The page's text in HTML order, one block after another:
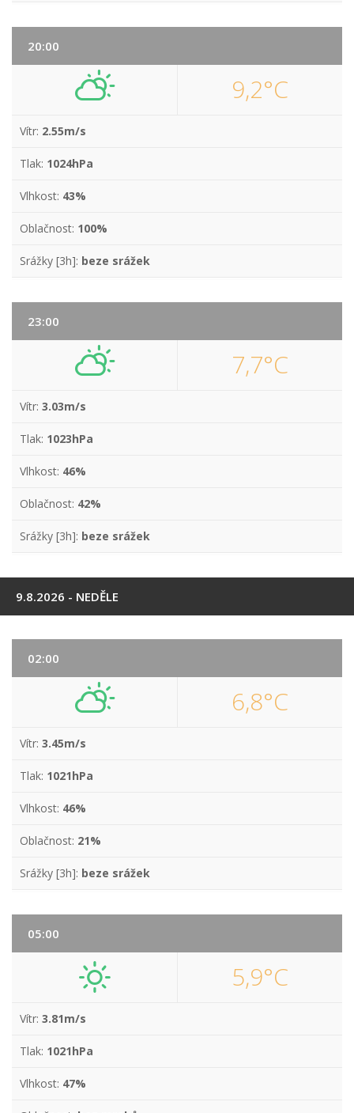
20:00
9,2°C
Vítr: 2.55m/s
Tlak: 1024hPa
Vlhkost: 43%
Oblačnost: 100%
Srážky [3h]: beze srážek
23:00
7,7°C
Vítr: 3.03m/s
Tlak: 1023hPa
Vlhkost: 46%
Oblačnost: 42%
Srážky [3h]: beze srážek
9.8.2026 - NEDĚLE
02:00
6,8°C
Vítr: 3.45m/s
Tlak: 1021hPa
Vlhkost: 46%
Oblačnost: 21%
Srážky [3h]: beze srážek
05:00
5,9°C
Vítr: 3.81m/s
Tlak: 1021hPa
Vlhkost: 47%